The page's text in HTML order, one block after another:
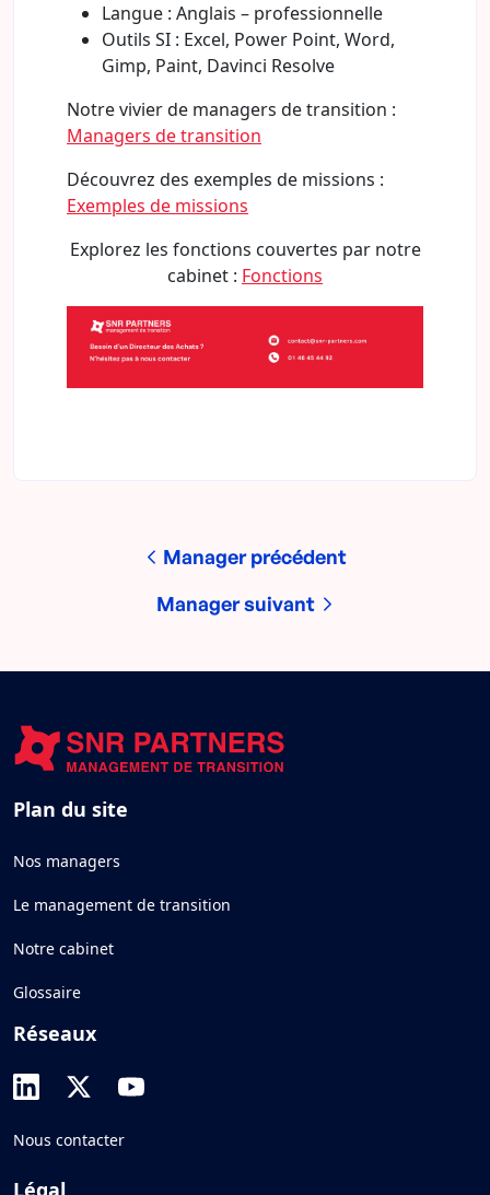
Langue : Anglais – professionnelle
Outils SI : Excel, Power Point, Word,
Gimp, Paint, Davinci Resolve
Notre vivier de managers de transition :
Managers de transition
Découvrez des exemples de missions :
Exemples de missions
Explorez les fonctions couvertes par notre
cabinet : Fonctions
Manager précédent
Manager suivant
Plan du site
Nos managers
Le management de transition
Notre cabinet
Glossaire
Réseaux
Nous contacter